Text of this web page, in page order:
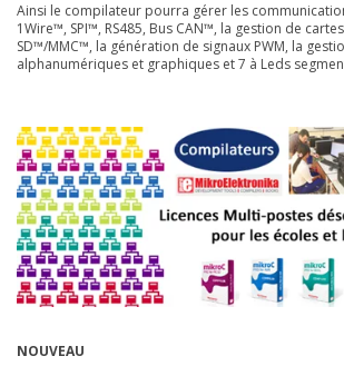
Ainsi le compilateur pourra gérer les
1Wire™, SPI™, RS485, Bus CAN™, la gestion de
SD™/MMC™, la génération de signaux PWM, la
alphanumériques et graphiques et 7 à Leds
NOUVEAU